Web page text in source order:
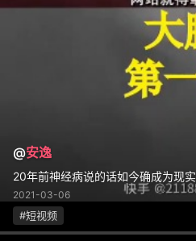
@安逸
20年前神经病说的话如今确成为现实
2021-03-06
#短视频